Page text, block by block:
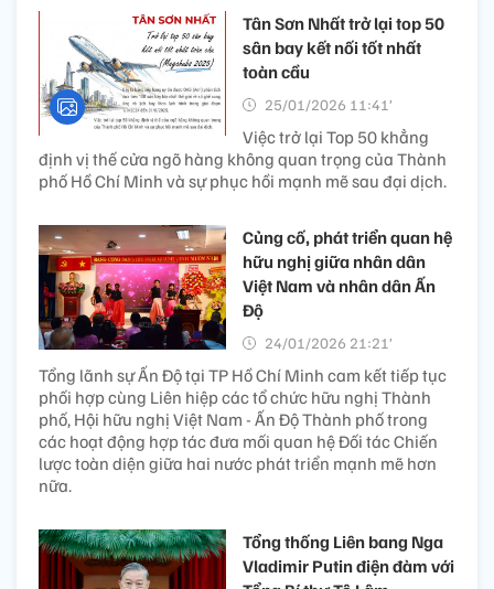
Tân Sơn Nhất trở lại top 50
sân bay kết nối tốt nhất
toàn cầu
25/01/2026 11:41’
Việc trở lại Top 50 khẳng
định vị thế cửa ngõ hàng không quan trọng của Thành
phố Hồ Chí Minh và sự phục hồi mạnh mẽ sau đại dịch.
Củng cố, phát triển quan hệ
hữu nghị giữa nhân dân
Việt Nam và nhân dân Ấn
Độ
24/01/2026 21:21’
Tổng lãnh sự Ấn Độ tại TP Hồ Chí Minh cam kết tiếp tục
phối hợp cùng Liên hiệp các tổ chức hữu nghị Thành
phố, Hội hữu nghị Việt Nam - Ấn Độ Thành phố trong
các hoạt động hợp tác đưa mối quan hệ Đối tác Chiến
lược toàn diện giữa hai nước phát triển mạnh mẽ hơn
nữa.
Tổng thống Liên bang Nga
Vladimir Putin điện đàm với